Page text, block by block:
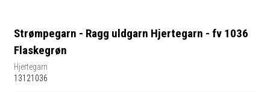
Strømpegarn - Ragg uldgarn Hjertegarn - fv 1036
Flaskegrøn
Hjertegarn
13121036